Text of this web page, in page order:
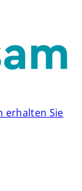
erhalten Sie